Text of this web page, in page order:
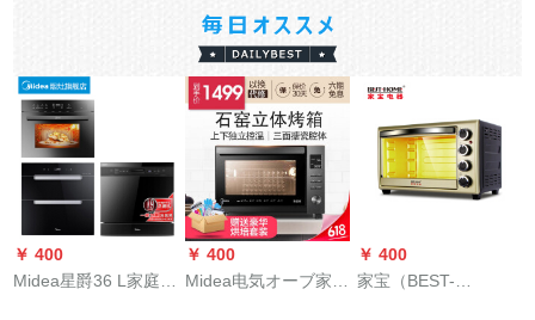
￥ 400
Midea星爵36 L家庭用
￥ 400
Midea电気オーブ家庭
￥ 400
家宝（BEST-